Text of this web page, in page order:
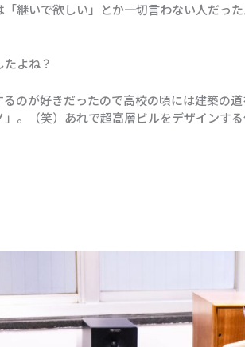
継いで欲しい」とか一切言わない人だっ
よね？
のが好きだったので高校の頃には建築の
」。（笑）あれで超高層ビルをデザインす